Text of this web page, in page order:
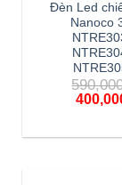
Đèn Led
Nanoco
Giá